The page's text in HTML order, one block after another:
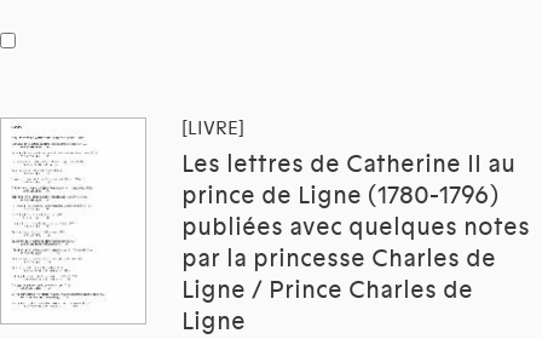
[LIVRE]
Les lettres de Catherine II au
prince de Ligne (1780-1796)
publiées avec quelques notes
par la princesse Charles de
Ligne / Prince Charles de
Ligne